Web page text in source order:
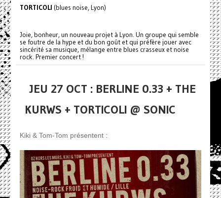
TORTICOLI (blues noise, Lyon)
Joie, bonheur, un nouveau projet à Lyon. Un groupe qui semble
se foutre de la hype et du bon goût et qui préfère jouer avec
sincérité sa musique, mélange entre blues crasseux et noise
rock. Premier concert !
JEU 27 OCT : BERLINE 0.33 + THE
KURWS + TORTICOLI @ SONIC
Kiki & Tom-Tom présentent :